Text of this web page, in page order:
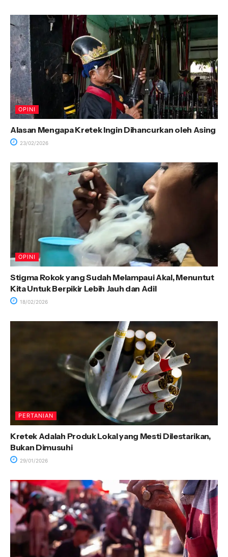
OPINI
Alasan Mengapa Kretek Ingin Dihancurkan oleh Asing
23/02/2026
OPINI
Stigma Rokok yang Sudah Melampaui Akal, Menuntut
Kita Untuk Berpikir Lebih Jauh dan Adil
18/02/2026
PERTANIAN
Kretek Adalah Produk Lokal yang Mesti Dilestarikan,
Bukan Dimusuhi
29/01/2026